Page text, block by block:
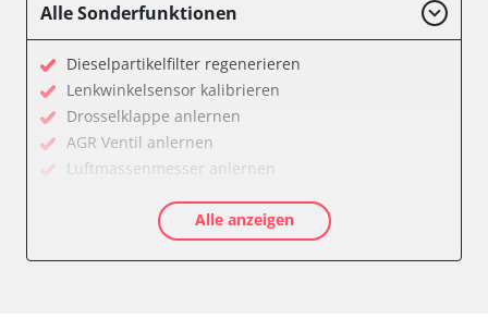
Soundsystem
Start Authentifikation
Türsteuergerät vorne links
Türsteuergerät vorne rechts
Wegfahrsperre
Zentralelektronik
Verfügbarkeit abhängig von Modell, Motorisierung, Ausstattung
Alle Sonderfunktionen
Dieselpartikelfilter regenerieren
Lenkwinkelsensor kalibrieren
Drosselklappe anlernen
AGR Ventil anlernen
Luftmassenmesser anlernen
Ölservicerückstellung
Anpassungsparameter zurücksetzen
Alle anzeigen